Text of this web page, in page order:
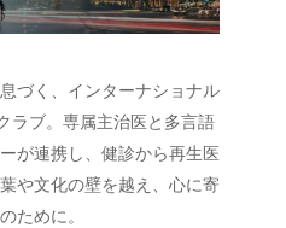
づく、インターナショナル
ラブ。専属主治医と多言語
が連携し、健診から再生医
や文化の壁を越え、心に寄
ために。